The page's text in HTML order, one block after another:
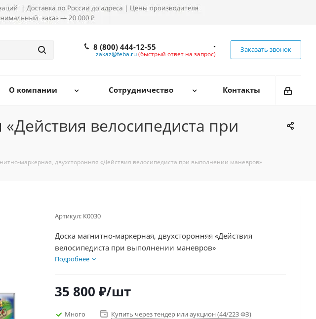
8 (800) 444-12-55
zakaz@feba.ru(быстрый ответ на запрос)
Заказать звонок
О компании Сотрудничество Контакты
велосипедиста при
маркерная, двухсторонняя «Действия велосипедиста при выполнении маневров»
Артикул: К0030
Доска магнитно-маркерная, двухсторонняя «Действия
велосипедиста при выполнении маневров»
Подробнее
35 800 ₽/шт
Много Купить через тендер или аукцион (44/223 ФЗ)